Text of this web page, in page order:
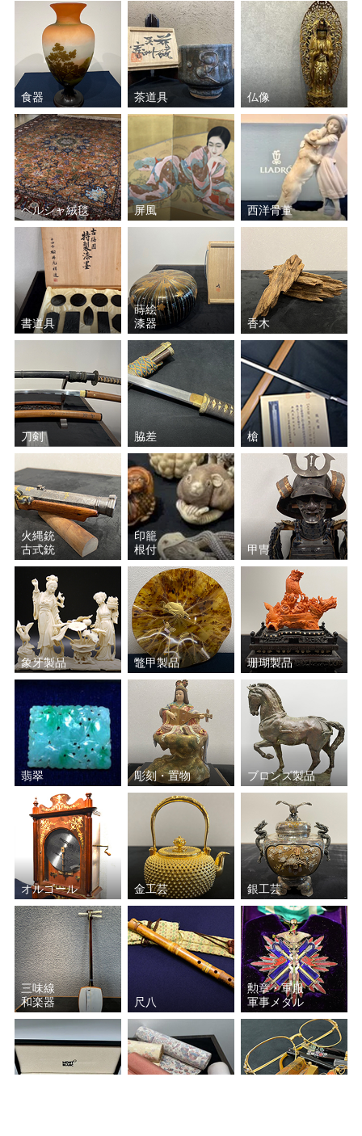
中田 一於 福島 善三
小野 珀子 加藤 土師萌
藤原 啓 須田 剋太
宮川 香斎（真葛 香斎） 中里 重利
波多野 善蔵 山本 陶秀
楠部 彌弌 近藤 悠三
葉山 有樹 和田 桐山
島田 幸一
加藤 唐九郎
清水 卯一 五十嵐 新平
永楽 善五郎
鈴木 五郎 上田 直方
加藤 孝俊 加守田 章二
北大路 魯山人 黒木 国昭
八木 一夫 鈴木 藏
石黒 宗麿 中島 宏
薩摩ガラス工芸
濱田(浜田) 庄司 沈壽官
エミール・ガレ 加藤孝造
瀧田 項一 谷本 光生
好本 宗峯 金城 次郎
若尾 利貞 江崎 一生
荒川 豊蔵（豊藏） 川喜田 半泥子
武腰 潤 長岡 空郷
芦澤 良憲 安食 潤
安食 ひろ 浅見五郎助（当代）
食器 茶道具 仏像
ペルシャ絨毯 屏風 西洋骨董
書道具
蒔絵
漆器
香木
刀剣 脇差 槍
火縄銃
古式銃
印籠
根付
甲冑
象牙製品 鼈甲製品 珊瑚製品
翡翠 彫刻・置物 ブロンズ製品
オルゴール 金工芸 銀工芸
三味線
和楽器
尺八
勲章・軍服
軍事メダル